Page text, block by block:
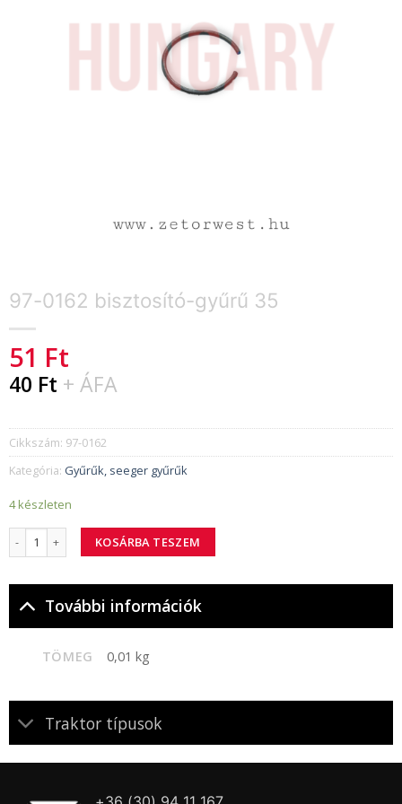
97-0162 bisztosító-gyűrű 35
51 Ft
40 Ft + ÁFA
Cikkszám: 97-0162
Kategória: Gyűrűk, seeger gyűrűk
4 készleten
97-0162 bisztosító-gyűrű 35 mennyiség
KOSÁRBA TESZEM
További információk
TÖMEG 0,01 kg
Traktor típusok